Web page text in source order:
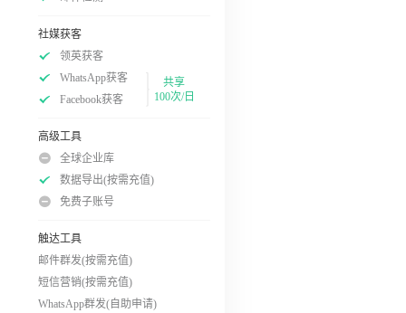
社媒获客
领英获客
WhatsApp获客
Facebook获客
共享
100次/日
高级工具
全球企业库
数据导出(按需充值)
免费子账号
触达工具
邮件群发(按需充值)
短信营销(按需充值)
WhatsApp群发(自助申请)